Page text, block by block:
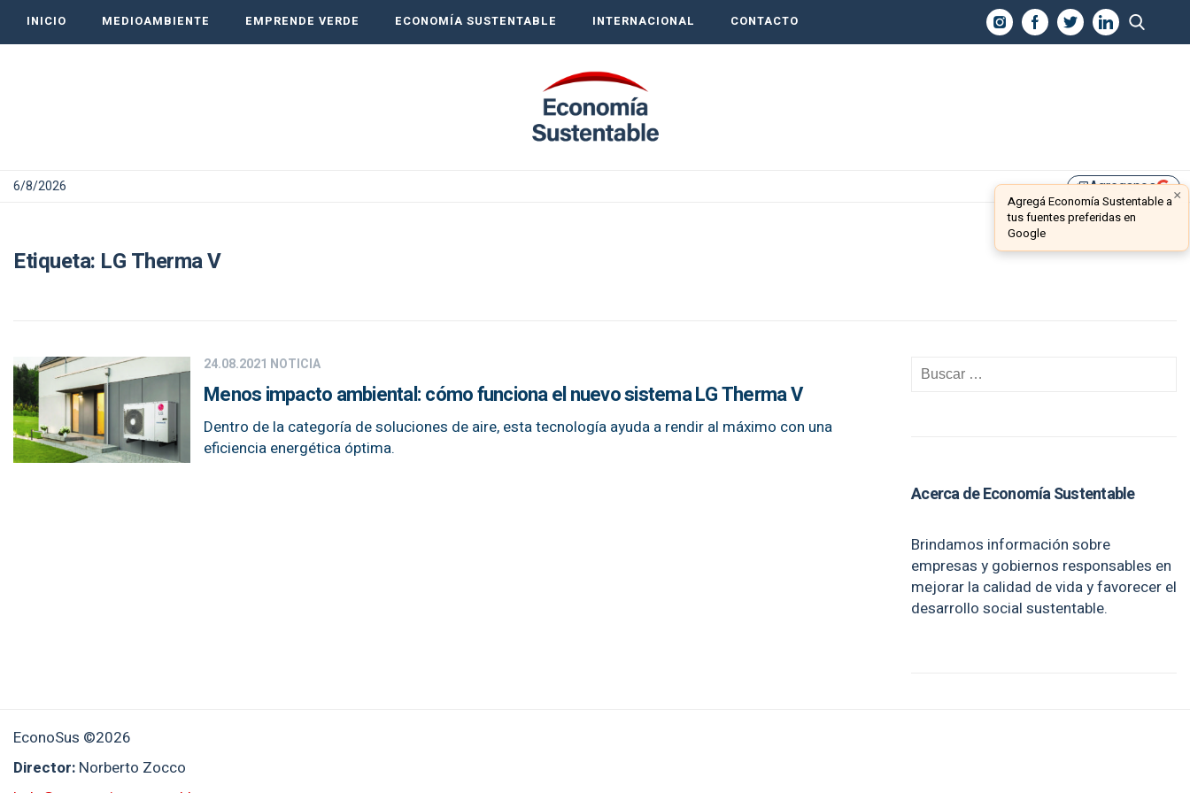
INICIO MEDIOAMBIENTE EMPRENDE VERDE ECONOMÍA SUSTENTABLE INTERNACIONAL CONTACTO
6/8/2026 library_addAgreganos ×
Agregá Economía Sustentable a
tus fuentes preferidas en
Google
Etiqueta: LG Therma V
24.08.2021 NOTICIA
Menos impacto ambiental: cómo funciona el nuevo sistema LG Therma V
Dentro de la categoría de soluciones de aire, esta tecnología ayuda a rendir al máximo con una
eficiencia energética óptima.
Acerca de Economía Sustentable
Brindamos información sobre
empresas y gobiernos responsables en
mejorar la calidad de vida y favorecer el
desarrollo social sustentable.
EconoSus ©2026
Director: Norberto Zocco